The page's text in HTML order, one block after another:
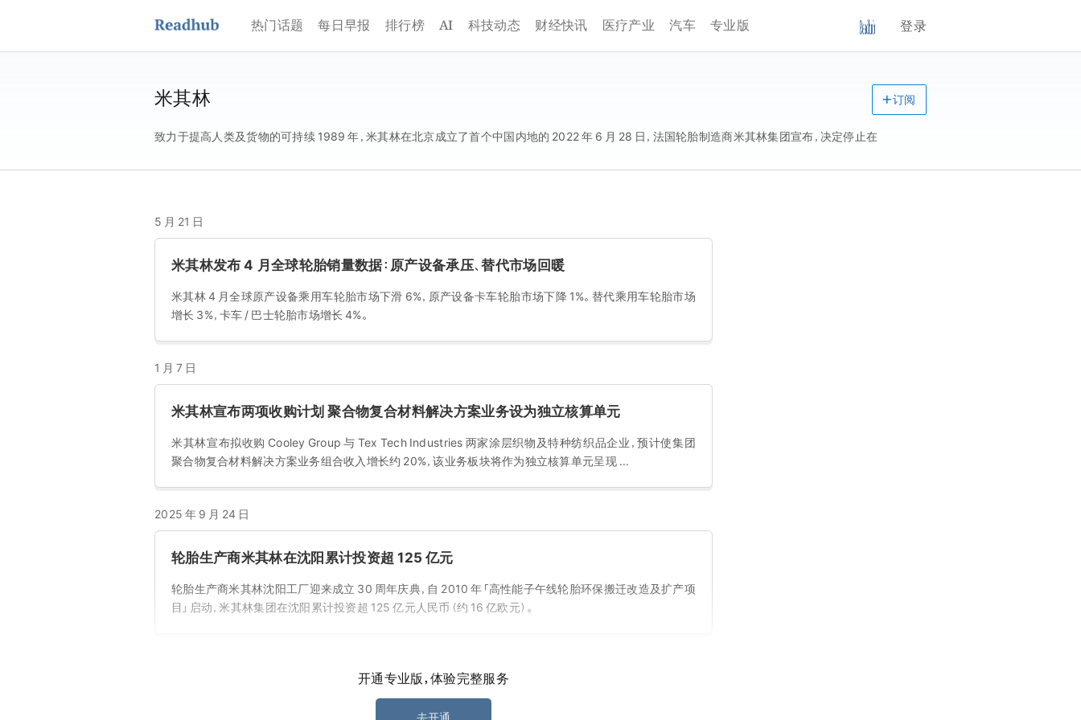
热门话题 每日早报 排行榜 AI 科技动态 财经快讯 医疗产业 汽车 专业版 登录
米其林
致力于提高人类及货物的可持续 1989 年，米其林在北京成立了首个中国内地的 2022 年 6 月 28 日，法国轮胎制造商米其林集团宣布，决定停止在
订阅
5 月 21 日
米其林发布 4 月全球轮胎销量数据：原产设备承压、替代市场回暖
米其林 4 月全球原产设备乘用车轮胎市场下滑 6%，原产设备卡车轮胎市场下降 1%。替代乘用车轮胎市场
增长 3%，卡车 / 巴士轮胎市场增长 4%。
1 月 7 日
米其林宣布两项收购计划 聚合物复合材料解决方案业务设为独立核算单元
米其林宣布拟收购 Cooley Group 与 Tex Tech Industries 两家涂层织物及特种纺织品企业，预计使集团
聚合物复合材料解决方案业务组合收入增长约 20%，该业务板块将作为独立核算单元呈现 ...
2025 年 9 月 24 日
轮胎生产商米其林在沈阳累计投资超 125 亿元
轮胎生产商米其林沈阳工厂迎来成立 30 周年庆典，自 2010 年「高性能子午线轮胎环保搬迁改造及扩产项
目」启动，米其林集团在沈阳累计投资超 125 亿元人民币（约 16 亿欧元）。
布雷博上海车展大放异彩，制动新科技与绿色出行并进
开通专业版，体验完整服务
去开通